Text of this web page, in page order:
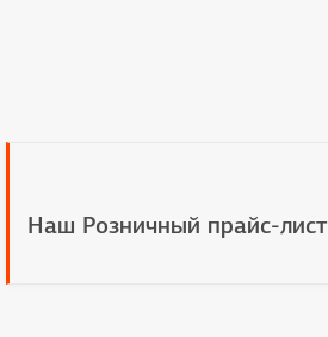
Наш Розничный прайс-лист